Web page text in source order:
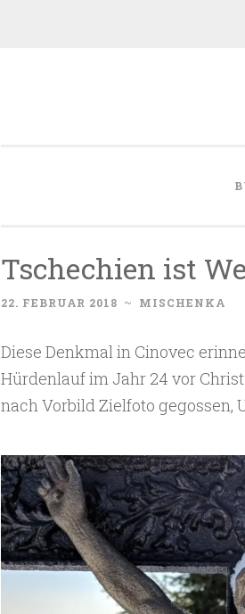
Tschechien ist
22. FEBRUAR 2018 ~ MISCHENKA
Diese Denkmal in Cinovec
Hürdenlauf im Jahr 24 vor
nach Vorbild Zielfoto gegossen,